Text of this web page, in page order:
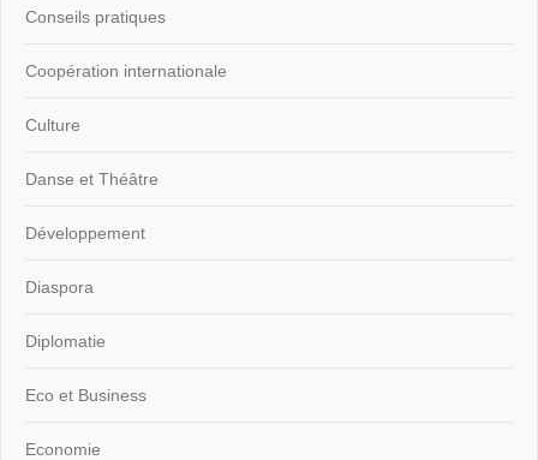
Conseils pratiques
Coopération internationale
Culture
Danse et Théâtre
Développement
Diaspora
Diplomatie
Eco et Business
Economie